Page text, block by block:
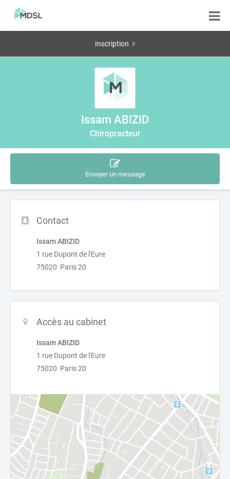
Inscription
Issam ABIZID
Chiropracteur
Envoyer un message
Contact
Issam ABIZID
1 rue Dupont de l'Eure
75020 Paris 20
Accès au cabinet
Issam ABIZID
1 rue Dupont de l'Eure
75020 Paris 20